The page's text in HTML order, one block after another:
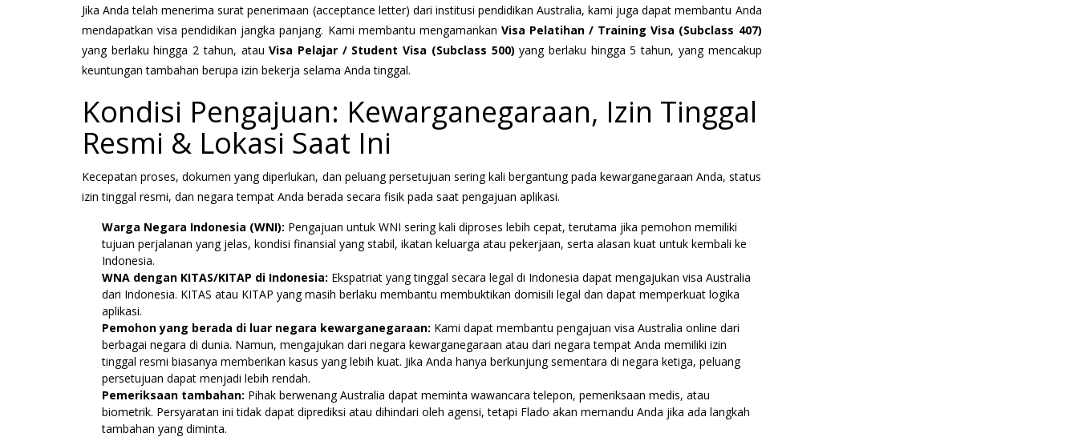
Jika Anda telah menerima surat penerimaan (acceptance letter) dari institusi pendidikan Australia, kami juga dapat membantu Anda
mendapatkan visa pendidikan jangka panjang. Kami membantu mengamankan Visa Pelatihan / Training Visa (Subclass 407)
yang berlaku hingga 2 tahun, atauVisa Pelajar / Student Visa (Subclass 500) yang berlaku hingga 5 tahun, yang mencakup
keuntungan tambahan berupa izin bekerja selama Anda tinggal.
Kondisi Pengajuan: Kewarganegaraan, Izin Tinggal
Resmi & Lokasi Saat Ini
Kecepatan proses, dokumen yang diperlukan, dan peluang persetujuan sering kali bergantung pada kewarganegaraan Anda, status
izin tinggal resmi, dan negara tempat Anda berada secara fisik pada saat pengajuan aplikasi.
Warga Negara Indonesia (WNI): Pengajuan untuk WNI sering kali diproses lebih cepat, terutama jika pemohon memiliki
tujuan perjalanan yang jelas, kondisi finansial yang stabil, ikatan keluarga atau pekerjaan, serta alasan kuat untuk kembali ke
Indonesia.
WNA dengan KITAS/KITAP di Indonesia: Ekspatriat yang tinggal secara legal di Indonesia dapat mengajukan visa Australia
dari Indonesia. KITAS atau KITAP yang masih berlaku membantu membuktikan domisili legal dan dapat memperkuat logika
aplikasi.
Pemohon yang berada di luar negara kewarganegaraan: Kami dapat membantu pengajuan visa Australia online dari
berbagai negara di dunia. Namun, mengajukan dari negara kewarganegaraan atau dari negara tempat Anda memiliki izin
tinggal resmi biasanya memberikan kasus yang lebih kuat. Jika Anda hanya berkunjung sementara di negara ketiga, peluang
persetujuan dapat menjadi lebih rendah.
Pemeriksaan tambahan: Pihak berwenang Australia dapat meminta wawancara telepon, pemeriksaan medis, atau
biometrik. Persyaratan ini tidak dapat diprediksi atau dihindari oleh agensi, tetapi Flado akan memandu Anda jika ada langkah
tambahan yang diminta.